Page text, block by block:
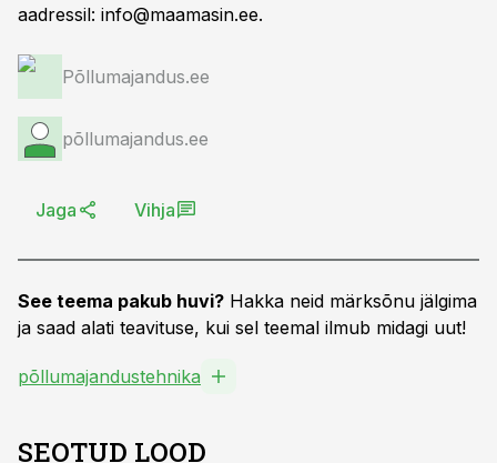
aadressil: info@maamasin.ee.
Põllumajandus.ee
põllumajandus.ee
Jaga Vihja
See teema pakub huvi? Hakka neid märksõnu jälgima
ja saad alati teavituse, kui sel teemal ilmub midagi uut!
põllumajandustehnika
SEOTUD LOOD